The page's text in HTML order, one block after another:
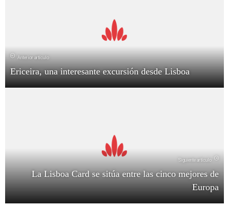
Anterior artículo
Ericeira, una interesante excursión desde Lisboa
Siguiente artículo
La Lisboa Card se sitúa entre las cinco mejores de
Europa